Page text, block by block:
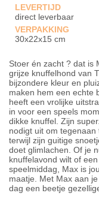
LEVERTIJD
direct leverbaar
VERPAKKING
30x22x15 cm
Stoer én zacht ? dat is
grijze knuffelhond van
bijzondere kleur en
maken hem een echte
heeft een vrolijke
in voor een speels
dikke knuffel. Zijn
nodigt uit om tegenaan
terwijl zijn guitige
doet glimlachen. Of je
knuffelavond wilt of
speelmiddag, Max is
maatje. Met Max aan
dag een beetje